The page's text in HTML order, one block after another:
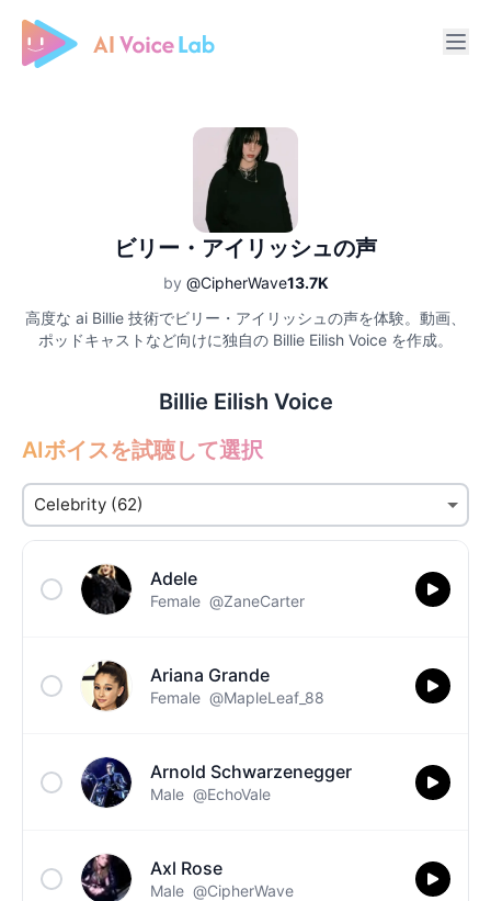
Free AI Cover & AI Voice Over
ビリー・アイリッシュの声
by @CipherWave13.7K
高度な ai Billie 技術でビリー・アイリッシュの声を体験。動画、
ポッドキャストなど向けに独自の Billie Eilish Voice を作成。
Billie Eilish Voice
AIボイスを試聴して選択
Adele
Female @ZaneCarter
Ariana Grande
Female @MapleLeaf_88
Arnold Schwarzenegger
Male @EchoVale
Axl Rose
Male @CipherWave